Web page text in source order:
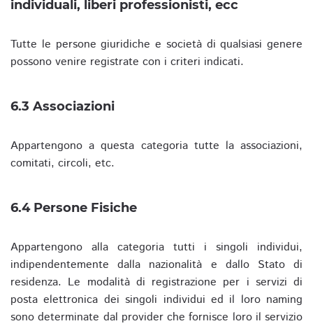
individuali, liberi professionisti, ecc
Tutte le persone giuridiche e società di qualsiasi genere
possono venire registrate con i criteri indicati.
6.3 Associazioni
Appartengono a questa categoria tutte la associazioni,
comitati, circoli, etc.
6.4 Persone Fisiche
Appartengono alla categoria tutti i singoli individui,
indipendentemente dalla nazionalità e dallo Stato di
residenza. Le modalità di registrazione per i servizi di
posta elettronica dei singoli individui ed il loro naming
sono determinate dal provider che fornisce loro il servizio